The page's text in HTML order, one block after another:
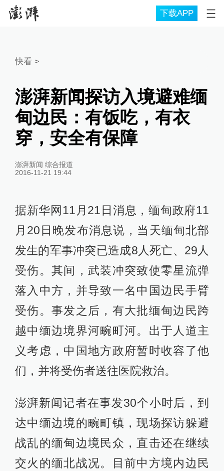
下载APP
快看>
澎湃新闻探访入境避难缅
甸边民：有饭吃，有衣
穿，安全有保障
澎湃新闻 综合报道
2016-11-21 19:44
据新华网11月21日消息，缅甸政府11
月20日晚发布消息说，当天缅甸北部
发生的军事冲突已造成8人死亡、29人
受伤。其间，武装冲突致使零星流弹
落入中方，并导致一名中国边民手臂
受伤。事发之后，有大批缅甸边民跨
越中缅边境界河畹町河。出于人道主
义考虑，中国地方政府暂时收容了他
们，并将受伤者送往医院救治。
澎湃新闻记者在事发30个小时后，到
达中缅边境的畹町镇，现场探访躲避
战乱的缅甸边境民众，直击还在继续
交火的缅北战况。目前中方境内边民